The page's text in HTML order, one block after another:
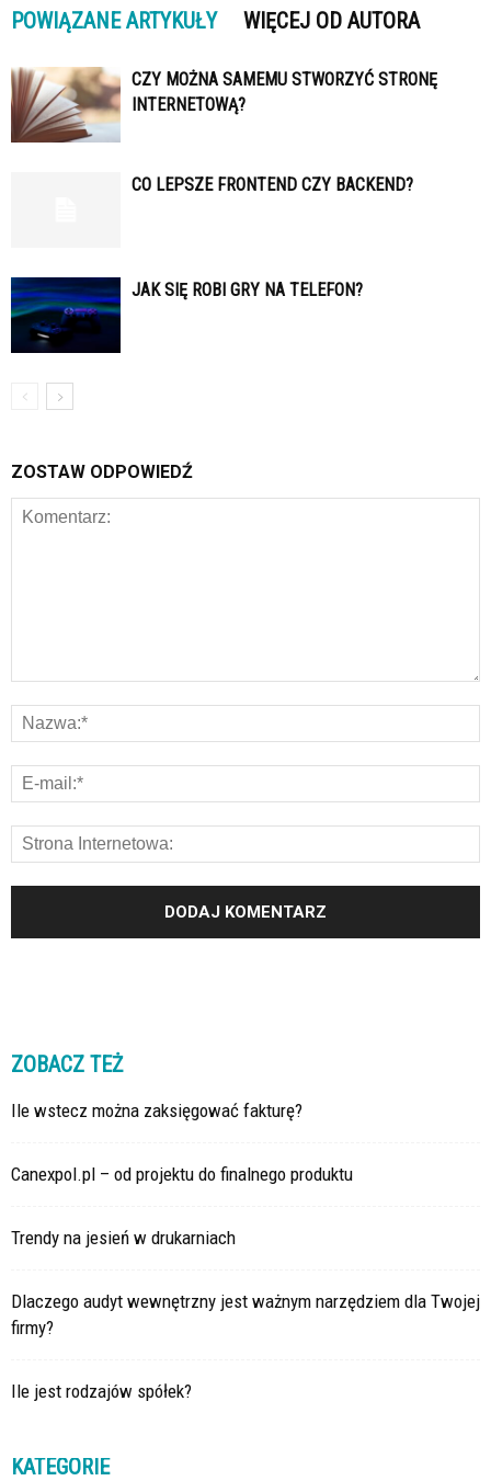
POWIĄZANE ARTYKUŁY WIĘCEJ OD AUTORA
CZY MOŻNA SAMEMU STWORZYĆ STRONĘ
INTERNETOWĄ?
CO LEPSZE FRONTEND CZY BACKEND?
JAK SIĘ ROBI GRY NA TELEFON?
ZOSTAW ODPOWIEDŹ
ZOBACZ TEŻ
Ile wstecz można zaksięgować fakturę?
Canexpol.pl – od projektu do finalnego produktu
Trendy na jesień w drukarniach
Dlaczego audyt wewnętrzny jest ważnym narzędziem dla Twojej
firmy?
Ile jest rodzajów spółek?
KATEGORIE